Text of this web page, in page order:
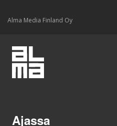
Alma Media Finland Oy